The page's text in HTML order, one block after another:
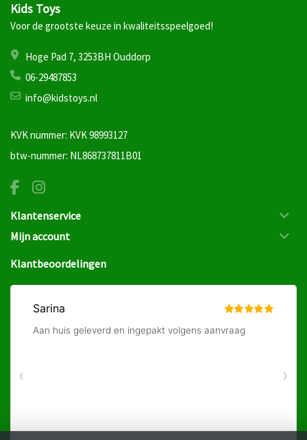
Kids Toys
Voor de grootste keuze in kwaliteitsspeelgoed!
Hoge Pad 7, 3253BH Ouddorp
06-29487853
info@kidstoys.nl
KVK nummer: KVK 98993127
btw-nummer: NL868737811B01
Klantenservice
Mijn account
Klantbeoordelingen